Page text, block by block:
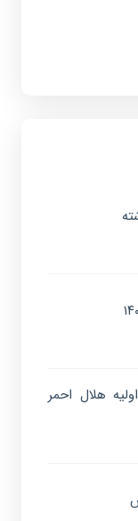
هلال احمر